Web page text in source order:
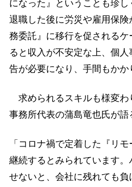
になった』ということも珍
退職した後に労災や雇用保
務委託』に移行を促される
ると収入が不安定な上、個
告が必要になり、手間もかか
求められるスキルも様変わ
事務所代表の蒲島竜也氏が語
「コロナ禍で定着した『リ
継続するとみられています
せないと、会社に残れても